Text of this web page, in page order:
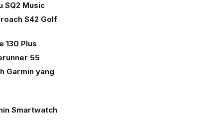
SQ2 Music
S42 Golf
130 Plus
55
Garmin yang
Smartwatch